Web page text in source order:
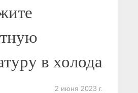
в холода
2 июня 2023 г.